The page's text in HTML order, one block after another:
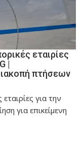
εταιρίες
|
πτήσεων
για την
για επικείμενη